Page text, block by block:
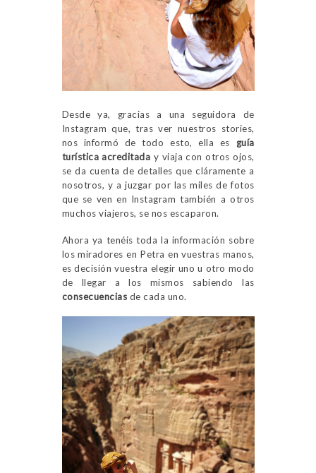
Desde ya, gracias a una seguidora de
Instagram que, tras ver nuestros stories,
nos informó de todo esto, ella es guía
turística acreditada y viaja con otros ojos,
se da cuenta de detalles que cláramente a
nosotros, y a juzgar por las miles de fotos
que se ven en Instagram también a otros
muchos viajeros, se nos escaparon.
Ahora ya tenéis toda la información sobre
los miradores en Petra en vuestras manos,
es decisión vuestra elegir uno u otro modo
de llegar a los mismos sabiendo las
consecuencias de cada uno.